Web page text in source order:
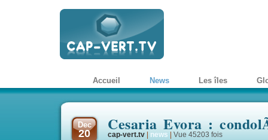
Accueil News Les îles
Dec
20 Cesaria Evora :
cap-vert.tv news Vue 45203 fois